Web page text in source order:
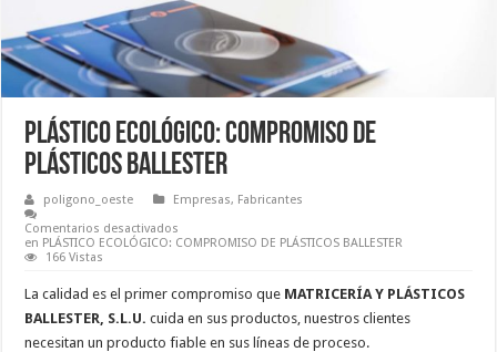
PLÁSTICO ECOLÓGICO: COMPROMISO DE
PLÁSTICOS BALLESTER
poligono_oeste Empresas, Fabricantes
Comentarios desactivados
en PLÁSTICO ECOLÓGICO: COMPROMISO DE PLÁSTICOS BALLESTER
166 Vistas
La calidad es el primer compromiso que MATRICERÍA Y PLÁSTICOS
BALLESTER, S.L.U. cuida en sus productos, nuestros clientes
necesitan un producto fiable en sus líneas de proceso.